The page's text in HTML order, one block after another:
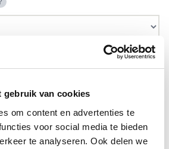
gebruik van cookies
om content en advertenties te
voor social media te bieden
te analyseren. Ook delen we